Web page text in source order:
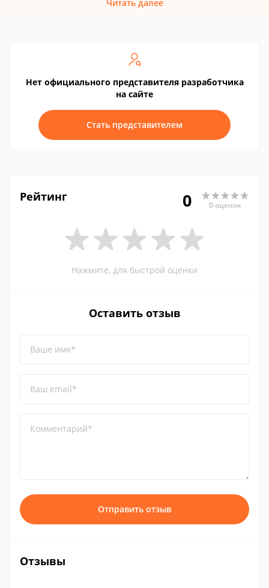
Читать далее
Нет официального представителя разработчика
на сайте
Стать представителем
Рейтинг 0 0 оценок
Нажмите, для быстрой оценки
Оставить отзыв
Ваше имя*
Ваш email*
Комментарий*
Отправить отзыв
Отзывы